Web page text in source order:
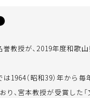
教授が、2019年度和歌
1964（昭和39）年から
り、宮本教授が受賞した